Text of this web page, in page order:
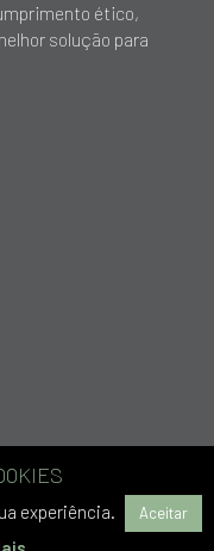
ético,
solução para
experiência. Aceitar